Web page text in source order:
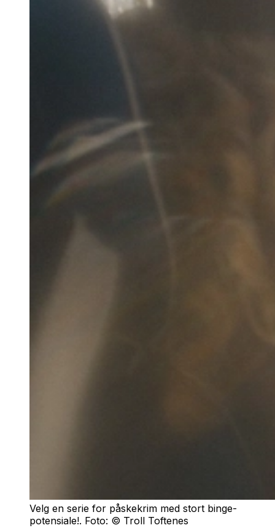
Velg en serie for påskekrim med stort binge-
potensiale!. Foto: © Troll Toftenes